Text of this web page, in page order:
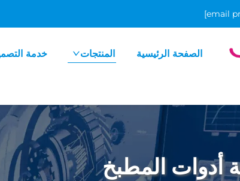
الصفحة الرئيسية المنتجات خدمة
أدوات المطبخ